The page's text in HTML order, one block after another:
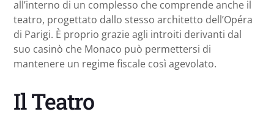
all’interno di un complesso che comprende anche il
teatro, progettato dallo stesso architetto dell’Opéra
di Parigi. È proprio grazie agli introiti derivanti dal
suo casinò che Monaco può permettersi di
mantenere un regime fiscale così agevolato.
Il Teatro